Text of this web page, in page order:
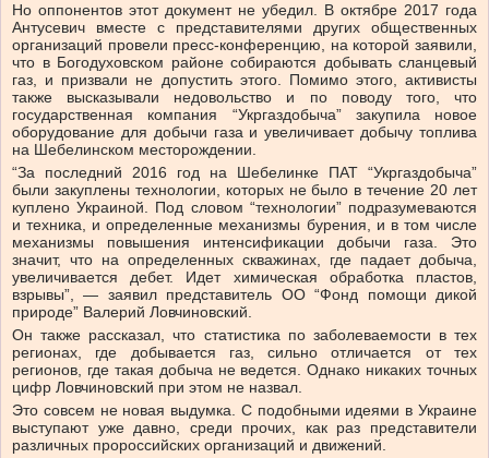
Но оппонентов этот документ не убедил. В октябре 2017 года
Антусевич вместе с представителями других общественных
организаций провели пресс-конференцию, на которой заявили,
что в Богодуховском районе собираются добывать сланцевый
газ, и призвали не допустить этого. Помимо этого, активисты
также высказывали недовольство и по поводу того, что
государственная компания “Укргаздобыча” закупила новое
оборудование для добычи газа и увеличивает добычу топлива
на Шебелинском месторождении.
“За последний 2016 год на Шебелинке ПАТ “Укргаздобыча”
были закуплены технологии, которых не было в течение 20 лет
куплено Украиной. Под словом “технологии” подразумеваются
и техника, и определенные механизмы бурения, и в том числе
механизмы повышения интенсификации добычи газа. Это
значит, что на определенных скважинах, где падает добыча,
увеличивается дебет. Идет химическая обработка пластов,
взрывы”, — заявил представитель ОО “Фонд помощи дикой
природе” Валерий Ловчиновский.
Он также рассказал, что статистика по заболеваемости в тех
регионах, где добывается газ, сильно отличается от тех
регионов, где такая добыча не ведется. Однако никаких точных
цифр Ловчиновский при этом не назвал.
Это совсем не новая выдумка. С подобными идеями в Украине
выступают уже давно, среди прочих, как раз представители
различных пророссийских организаций и движений.